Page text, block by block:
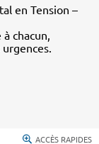
en Tension –
chacun,
ACCÈS RAPIDES